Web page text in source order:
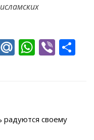
M
u
W
A
p
Vi
своему